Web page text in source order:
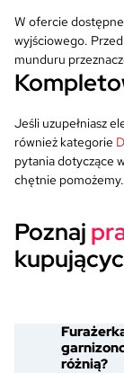
W ofercie
wyjściowego.
munduru
Jeśli uzupełniasz
również kategorie
pytania dotyczące
chętnie pomożemy.
Poznaj
różnią?